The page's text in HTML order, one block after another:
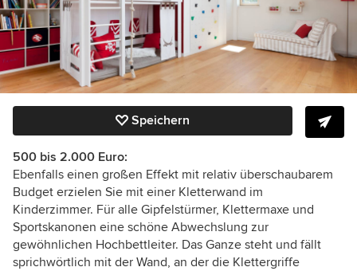
Speichern
500 bis 2.000 Euro:
Ebenfalls einen großen Effekt mit relativ überschaubarem
Budget erzielen Sie mit einer Kletterwand im
Kinderzimmer. Für alle Gipfelstürmer, Klettermaxe und
Sportskanonen eine schöne Abwechslung zur
gewöhnlichen Hochbettleiter. Das Ganze steht und fällt
sprichwörtlich mit der Wand, an der die Klettergriffe